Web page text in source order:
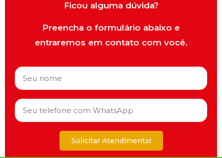
Ficou alguma dúvida?
Preencha o formulário abaixo e
entraremos em contato com você.
Solicitar Atendimento!